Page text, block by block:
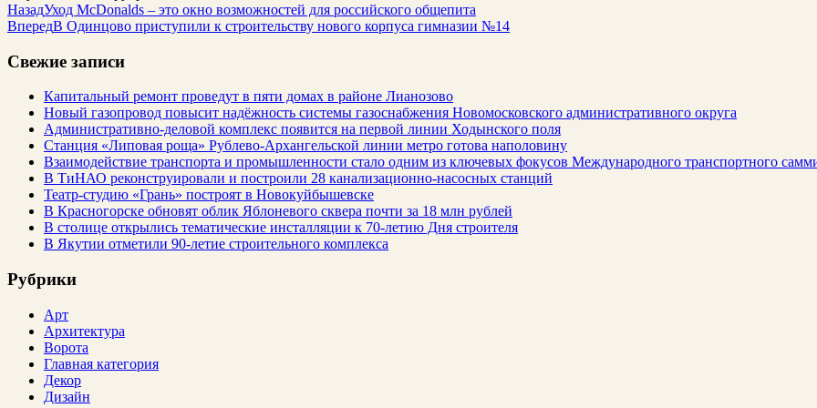
НазадУход McDonalds – это окно возможностей для российского общепита
ВпередВ Одинцово приступили к строительству нового корпуса гимназии №14
Свежие записи
Капитальный ремонт проведут в пяти домах в районе Лианозово
Новый газопровод повысит надёжность системы газоснабжения Новомосковского административного округа
Административно-деловой комплекс появится на первой линии Ходынского поля
Станция «Липовая роща» Рублево-Архангельской линии метро готова наполовину
Взаимодействие транспорта и промышленности стало одним из ключевых фокусов Международного транспортного
В ТиНАО реконструировали и построили 28 канализационно-насосных станций
Театр-студию «Грань» построят в Новокуйбышевске
В Красногорске обновят облик Яблоневого сквера почти за 18 млн рублей
В столице открылись тематические инсталляции к 70-летию Дня строителя
В Якутии отметили 90-летие строительного комплекса
Рубрики
Арт
Архитектура
Ворота
Главная категория
Декор
Дизайн